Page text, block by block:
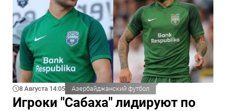
8 Августа 14:05 Азербайджанский футбол
Игроки "Сабаха" лидируют по